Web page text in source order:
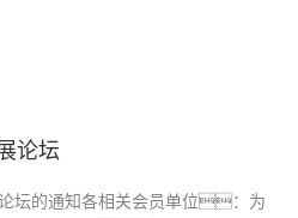
论坛
坛的通知各相关会员单位：为